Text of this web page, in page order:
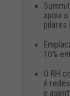
apoia
pilares
10%
O RH
é
e